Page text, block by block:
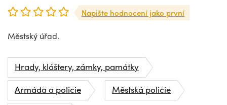
Napište hodnocení jako první
Městský úřad.
Hrady, kláštery, zámky, památky
Armáda a policie
Městská policie